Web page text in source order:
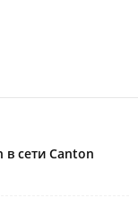
в сети Canton